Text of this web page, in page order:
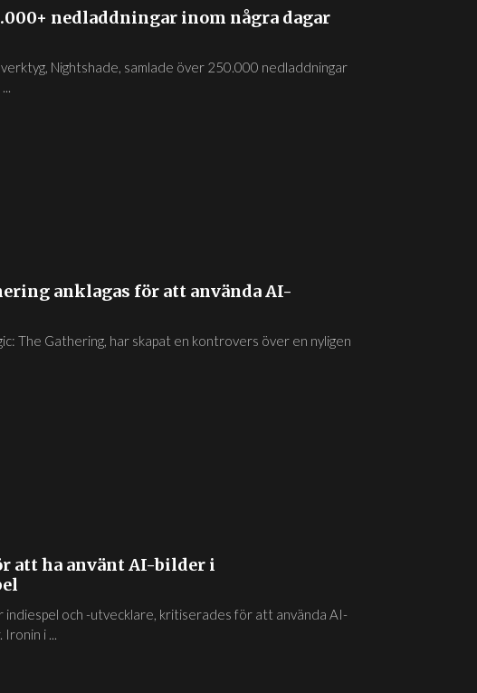
nedladdningar inom några dagar
Nightshade, samlade över 250.000 nedladdningar
anklagas för att använda AI-
The Gathering, har skapat en kontrovers över en nyligen
att ha använt AI-bilder i
indiespel och -utvecklare, kritiserades för att använda AI-
i ...